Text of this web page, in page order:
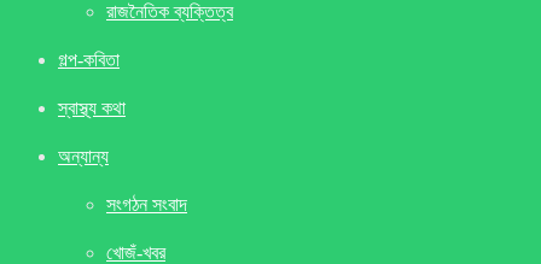
রাজনৈতিক ব্যক্তিত্ব
গল্প-কবিতা
স্বাস্থ্য কথা
অন্যান্য
সংগঠন সংবাদ
খােজঁ-খবর